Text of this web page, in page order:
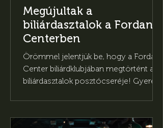
Megújultak a
biliárdasztalok a Fordan
Centerben
Örömmel jelentjük be, hogy a Fordan
Center biliárdklubjában megtörtént a
biliárdasztalok posztócseréje! Gyere